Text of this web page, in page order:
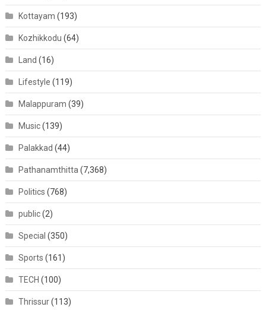
Kottayam (193)
Kozhikkodu (64)
Land (16)
Lifestyle (119)
Malappuram (39)
Music(139)
Palakkad (44)
Pathanamthitta(7,368)
Politics (768)
public(2)
Special (350)
Sports (161)
TECH (100)
Thrissur(113)